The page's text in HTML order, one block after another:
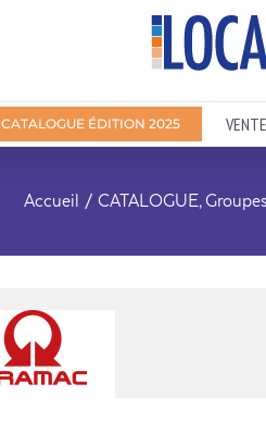
CATALOGUE ÉDITION 2025 VENTE
Accueil CATALOGUE